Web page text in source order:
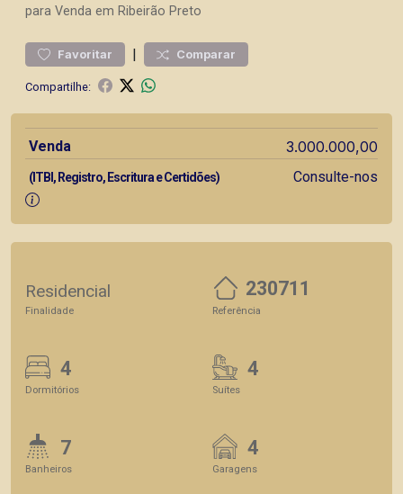
para Venda em Ribeirão Preto
Favoritar | Comparar
Compartilhe:
Venda 3.000.000,00
(ITBI, Registro, Escritura e Certidões) Consulte-nos
Residencial
Finalidade
230711
Referência
4
Dormitórios
4
Suítes
7
Banheiros
4
Garagens